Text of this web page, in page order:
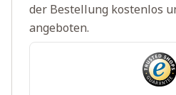
der Bestellung kostenlos
angeboten.